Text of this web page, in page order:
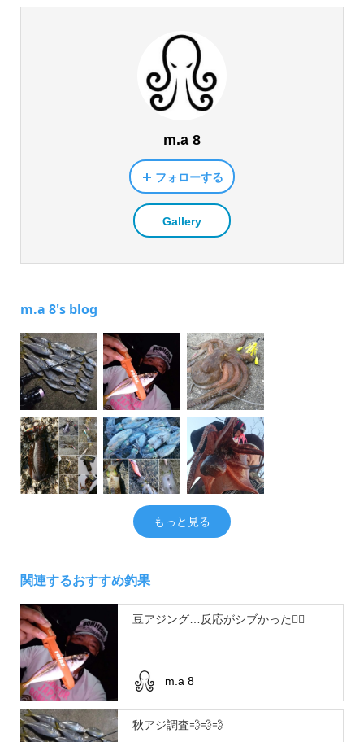
m.a 8
フォローする
Gallery
m.a 8's blog
もっと見る
関連するおすすめ釣果
豆アジング…反応がシブかった😮‍💨
m.a 8
秋アジ調査💨💨💨